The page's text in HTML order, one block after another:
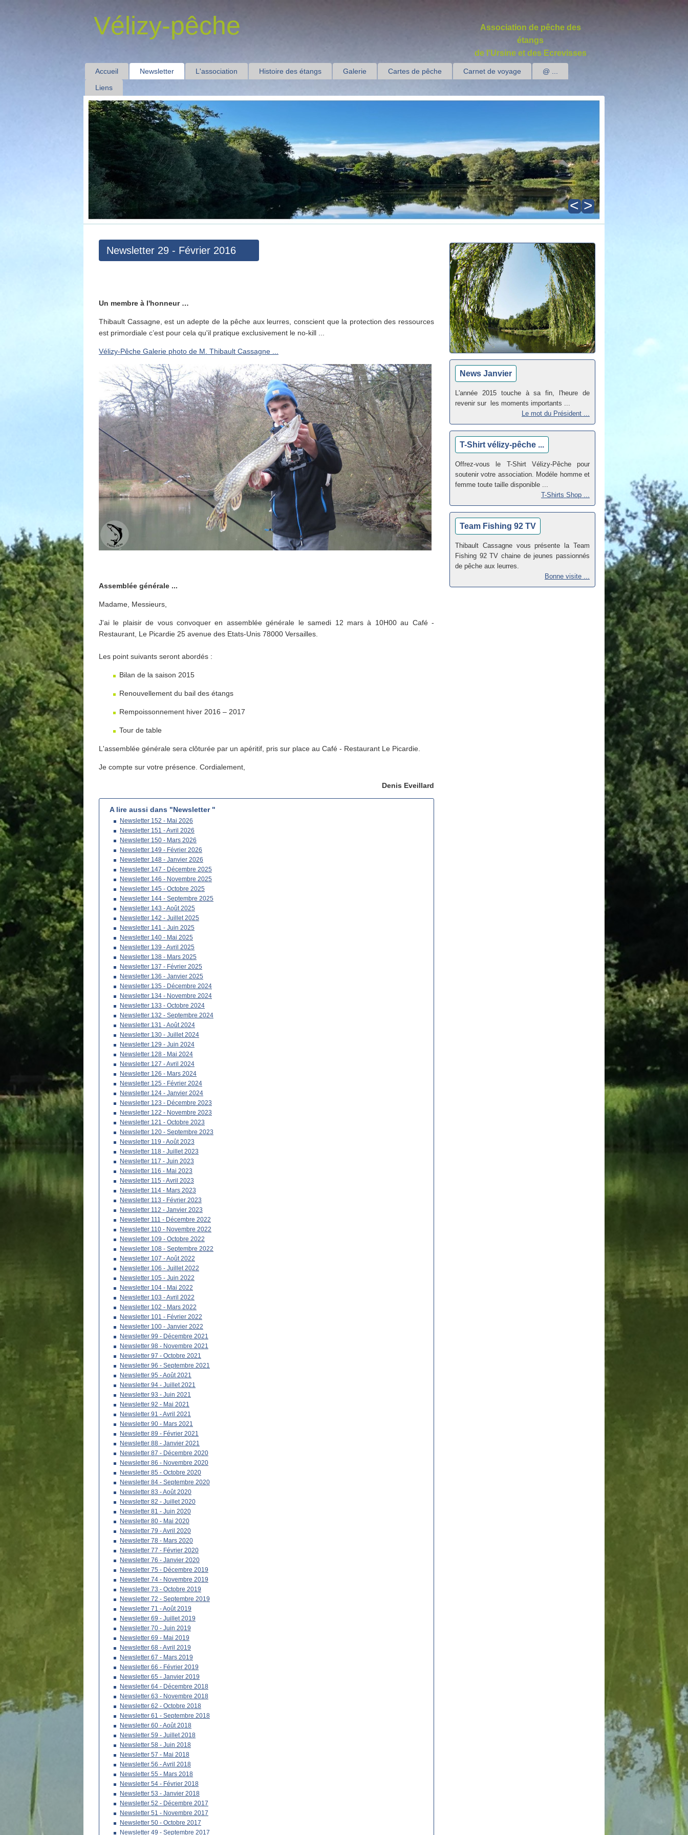
Vélizy-pêche
Association de pêche des
étangs
de l'Ursine et des Ecrevisses
Accueil Newsletter L'association Histoire des étangs Galerie Cartes de pêche Carnet de voyage
@ ...
Liens
< >
Newsletter 29 - Février 2016
Un membre à l'honneur …
Thibault Cassagne, est un adepte de la pêche aux leurres, conscient que la protection des ressources
est primordiale c’est pour cela qu'il pratique exclusivement le no-kill ...
Vélizy-Pêche Galerie photo de M. Thibault Cassagne ...
Assemblée générale ...
Madame, Messieurs,
J'ai le plaisir de vous convoquer en assemblée générale le samedi 12 mars à 10H00 au Café -
Restaurant, Le Picardie 25 avenue des Etats-Unis 78000 Versailles.
Les point suivants seront abordés :
Bilan de la saison 2015
Renouvellement du bail des étangs
Rempoissonnement hiver 2016 – 2017
Tour de table
L'assemblée générale sera clôturée par un apéritif, pris sur place au Café - Restaurant Le Picardie.
Je compte sur votre présence. Cordialement,
Denis Eveillard
A lire aussi dans "Newsletter "
Newsletter 152 - Mai 2026
Newsletter 151 - Avril 2026
Newsletter 150 - Mars 2026
Newsletter 149 - Février 2026
Newsletter 148 - Janvier 2026
Newsletter 147 - Décembre 2025
Newsletter 146 - Novembre 2025
Newsletter 145 - Octobre 2025
Newsletter 144 - Septembre 2025
Newsletter 143 - Août 2025
Newsletter 142 - Juillet 2025
Newsletter 141 - Juin 2025
Newsletter 140 - Mai 2025
Newsletter 139 - Avril 2025
Newsletter 138 - Mars 2025
Newsletter 137 - Février 2025
Newsletter 136 - Janvier 2025
Newsletter 135 - Décembre 2024
Newsletter 134 - Novembre 2024
Newsletter 133 - Octobre 2024
Newsletter 132 - Septembre 2024
Newsletter 131 - Août 2024
Newsletter 130 - Juillet 2024
Newsletter 129 - Juin 2024
Newsletter 128 - Mai 2024
Newsletter 127 - Avril 2024
Newsletter 126 - Mars 2024
Newsletter 125 - Février 2024
Newsletter 124 - Janvier 2024
Newsletter 123 - Décembre 2023
Newsletter 122 - Novembre 2023
Newsletter 121 - Octobre 2023
Newsletter 120 - Septembre 2023
Newsletter 119 - Août 2023
Newsletter 118 - Juillet 2023
Newsletter 117 - Juin 2023
Newsletter 116 - Mai 2023
Newsletter 115 - Avril 2023
Newsletter 114 - Mars 2023
Newsletter 113 - Février 2023
Newsletter 112 - Janvier 2023
Newsletter 111 - Décembre 2022
Newsletter 110 - Novembre 2022
Newsletter 109 - Octobre 2022
Newsletter 108 - Septembre 2022
Newsletter 107 - Août 2022
Newsletter 106 - Juillet 2022
Newsletter 105 - Juin 2022
Newsletter 104 - Mai 2022
Newsletter 103 - Avril 2022
Newsletter 102 - Mars 2022
Newsletter 101 - Février 2022
Newsletter 100 - Janvier 2022
Newsletter 99 - Décembre 2021
Newsletter 98 - Novembre 2021
Newsletter 97 - Octobre 2021
Newsletter 96 - Septembre 2021
Newsletter 95 - Août 2021
Newsletter 94 - Juillet 2021
Newsletter 93 - Juin 2021
Newsletter 92 - Mai 2021
Newsletter 91 - Avril 2021
Newsletter 90 - Mars 2021
Newsletter 89 - Février 2021
Newsletter 88 - Janvier 2021
Newsletter 87 - Décembre 2020
Newsletter 86 - Novembre 2020
Newsletter 85 - Octobre 2020
Newsletter 84 - Septembre 2020
Newsletter 83 - Août 2020
Newsletter 82 - Juillet 2020
Newsletter 81 - Juin 2020
Newsletter 80 - Mai 2020
Newsletter 79 - Avril 2020
Newsletter 78 - Mars 2020
Newsletter 77 - Février 2020
Newsletter 76 - Janvier 2020
Newsletter 75 - Décembre 2019
Newsletter 74 - Novembre 2019
Newsletter 73 - Octobre 2019
Newsletter 72 - Septembre 2019
Newsletter 71 - Août 2019
Newsletter 69 - Juillet 2019
Newsletter 70 - Juin 2019
Newsletter 69 - Mai 2019
Newsletter 68 - Avril 2019
Newsletter 67 - Mars 2019
Newsletter 66 - Février 2019
Newsletter 65 - Janvier 2019
Newsletter 64 - Décembre 2018
Newsletter 63 - Novembre 2018
Newsletter 62 - Octobre 2018
Newsletter 61 - Septembre 2018
Newsletter 60 - Août 2018
Newsletter 59 - Juillet 2018
Newsletter 58 - Juin 2018
Newsletter 57 - Mai 2018
Newsletter 56 - Avril 2018
Newsletter 55 - Mars 2018
Newsletter 54 - Février 2018
Newsletter 53 - Janvier 2018
Newsletter 52 - Décembre 2017
Newsletter 51 - Novembre 2017
Newsletter 50 - Octobre 2017
Newsletter 49 - Septembre 2017
News Janvier
L'année 2015 touche à sa fin, l'heure de
revenir sur les moments importants ...
Le mot du Président ...
T-Shirt vélizy-pêche ...
Offrez-vous le T-Shirt Vélizy-Pêche pour
soutenir votre association. Modéle homme et
femme toute taille disponible ...
T-Shirts Shop ...
Team Fishing 92 TV
Thibault Cassagne vous présente la Team
Fishing 92 TV chaine de jeunes passionnés
de pêche aux leurres.
Bonne visite ...